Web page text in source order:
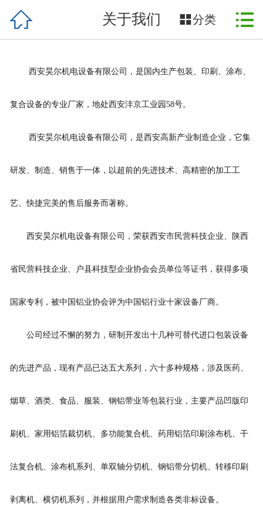
 首页
产品展示
公司动态
服务范围
厂容厂貌
国外客户
 关于我们 分类 
西安昊尔机电设备有限公司，是国内生产包装、印刷、涂布、
复合设备的专业厂家，地处西安沣京工业园58号。
西安昊尔机电设备有限公司，是西安高新产业制造企业，它集
研发、制造、销售于一体，以超前的先进技术、高精密的加工工
艺、快捷完美的售后服务而著称。
西安昊尔机电设备有限公司，荣获西安市民营科技企业、陕西
省民营科技企业、户县科技型企业协会会员单位等证书，获得多项
国家专利，被中国铝业协会评为中国铝行业十家设备厂商。
公司经过不懈的努力，研制开发出十几种可替代进口包装设备
的先进产品，现有产品已达五大系列，六十多种规格，涉及医药、
烟草、酒类、食品、服装、钢铝带业等包装行业，主要产品凹版印
刷机、家用铝箔裁切机、多功能复合机、药用铝箔印刷涂布机、干
法复合机、涂布机系列、单双轴分切机、钢铝带分切机、转移印刷
剥离机、横切机系列，并根据用户需求制造各类非标设备。